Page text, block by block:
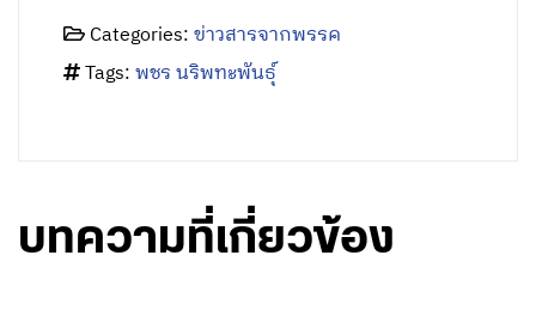
Categories:ข่าวสารจากพรรค
Tags:พชร นริพทะพันธุ์
บทความที่เกี่ยวข้อง